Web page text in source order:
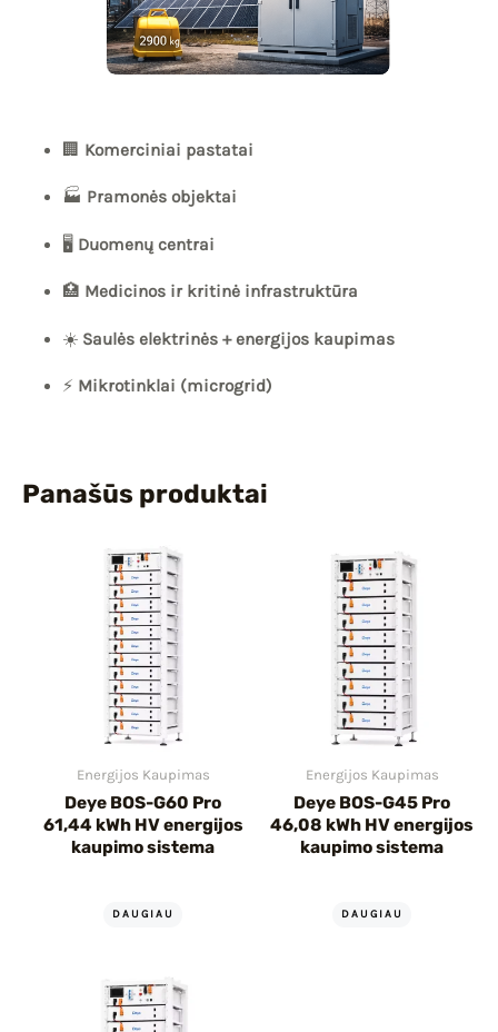
🏢 Komerciniai pastatai
🏭 Pramonės objektai
🖥️ Duomenų centrai
🏥 Medicinos ir kritinė infrastruktūra
☀️ Saulės elektrinės + energijos kaupimas
⚡ Mikrotinklai (microgrid)
Panašūs produktai
Energijos Kaupimas
Deye BOS-G60 Pro
61,44 kWh HV energijos
kaupimo sistema
DAUGIAU
Energijos Kaupimas
Deye BOS-G45 Pro
46,08 kWh HV energijos
kaupimo sistema
DAUGIAU